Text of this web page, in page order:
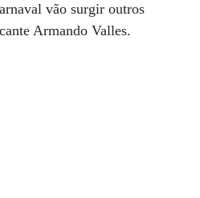
vão surgir outros
Armando Valles.